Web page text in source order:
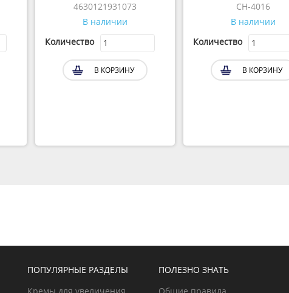
4630121931073
В наличии
Количество
В КОРЗИНУ
CH-4016
В наличии
Количество
В КОРЗИНУ
ПОПУЛЯРНЫЕ РАЗДЕЛЫ
ПОЛЕЗНО ЗНАТЬ